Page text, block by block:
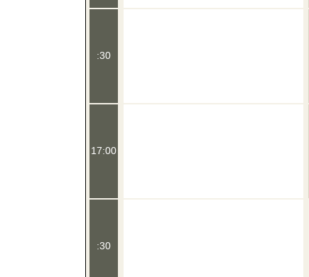
:30
17:00
:30